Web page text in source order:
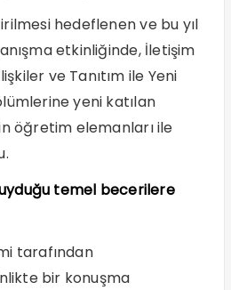
hedeflenen ve bu yıl
etkinliğinde, İletişim
ve Tanıtım ile Yeni
yeni katılan
öğretim elemanları ile
temel becerilere
tarafından
bir konuşma